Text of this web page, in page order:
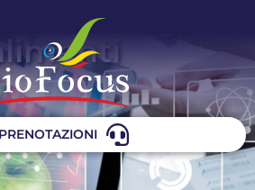
PRENOTAZIONI
degli